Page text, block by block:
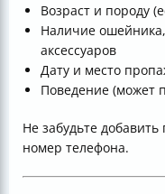
Возраст и породу
Наличие
аксессуаров
Дату и место
Поведение (может
Не забудьте добавить
номер телефона.